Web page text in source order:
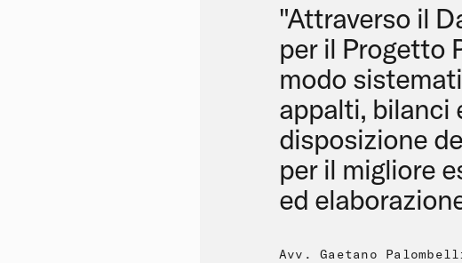
"Attraverso il
per il Progetto
modo
appalti, bilanci
disposizione
per il migliore
ed
Avv. Gaetano